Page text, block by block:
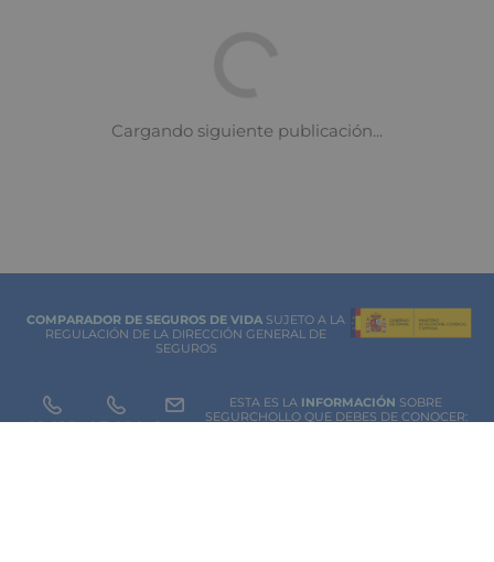
COMPARADOR DE SEGUROS DE VIDA SUJETO A LA
REGULACIÓN DE LA DIRECCIÓN GENERAL DE
SEGUROS
ESTA ES LA INFORMACIÓN SOBRE
SEGURCHOLLO QUE DEBES DE CONOCER:
91 218 93 299 Contacto